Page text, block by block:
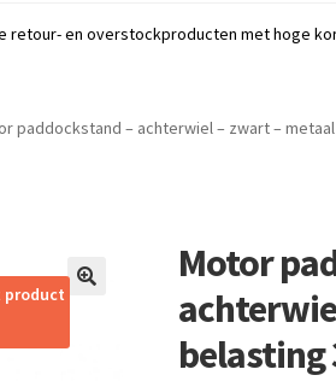
retour- en overstockproducten met hoge
paddockstand – achterwiel – zwart –
product
Motor
belasting